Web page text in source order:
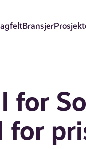
Bransjer
for
for